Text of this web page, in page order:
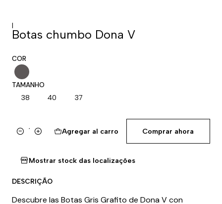
|
Botas chumbo Dona V
COR
TAMANHO
38 40 37
Cantidad
Agregar al carro Comprar ahora
Mostrar stock das localizações
DESCRIÇÃO
Descubre las Botas Gris Grafito de Dona V con